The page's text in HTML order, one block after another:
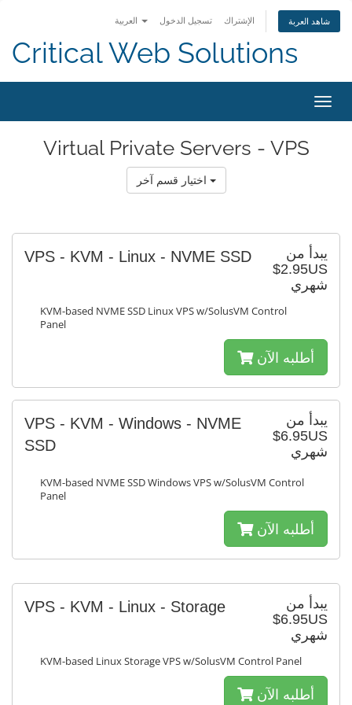
تسجيل الدخول الإشتراك شاهد العربة
Critical Web Solutions
تبديل
التنقل
Virtual Private Servers - VPS
يبدأ من
$2.95US
شهري
VPS - KVM - Linux - NVME SSD
KVM-based NVME SSD Linux VPS w/SolusVM Control
Panel
أطلبه الآن
يبدأ من
$6.95US
شهري
VPS - KVM - Windows - NVME
SSD
KVM-based NVME SSD Windows VPS w/SolusVM Control
Panel
أطلبه الآن
يبدأ من
$6.95US
شهري
VPS - KVM - Linux - Storage
KVM-based Linux Storage VPS w/SolusVM Control Panel
أطلبه الآن